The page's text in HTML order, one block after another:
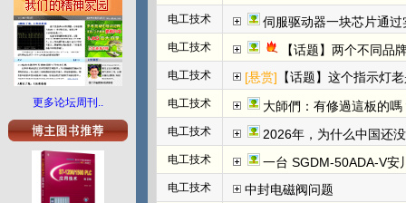
更多论坛周刊..
电工技术 伺服驱动器一块芯片通
电工技术 【话题】两个不同品
电工技术 [悬赏] 【话题】这个指示灯
电工技术 大師們：有修過這板的
电工技术 2026年，为什么中国还
电工技术 一台 SGDM-50ADA-V安
电工技术 中封电磁阀问题